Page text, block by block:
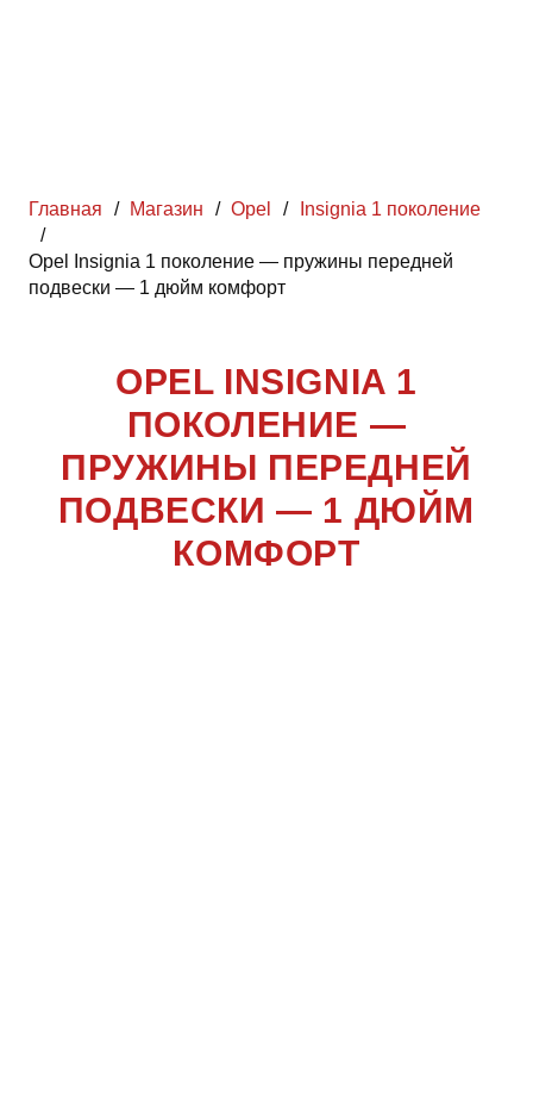
Главная / Магазин / Opel /
Insignia 1 поколение
/
Opel Insignia 1 поколение — пружины передней
подвески — 1 дюйм комфорт
OPEL INSIGNIA 1
ПОКОЛЕНИЕ —
ПРУЖИНЫ ПЕРЕДНЕЙ
ПОДВЕСКИ — 1 ДЮЙМ
КОМФОРТ